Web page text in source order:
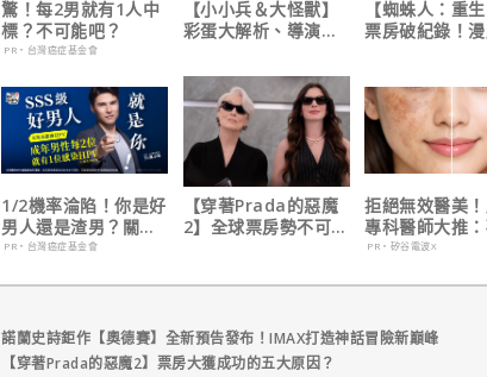
驚！每2男就有1人中
標？不可能吧？
PR・台灣癌症基金會
【小小兵＆大怪獸】
彩蛋大解析、導演皮
梗！
【蜘蛛人：重生
票房破紀錄！漫
1/2機率淪陷！你是好
男人還是渣男？關鍵
在這
PR・台灣癌症基金會
【穿著Prada的惡魔
2】全球票房勢不可
元
拒絕無效醫美
專科醫師大推：
電波 X 讓肌膚由
PR・矽谷電波X
諾蘭史詩鉅作【奧德賽】全新預告發布！IMAX打造神話冒險新巔峰
【穿著Prada的惡魔2】票房大獲成功的五大原因？